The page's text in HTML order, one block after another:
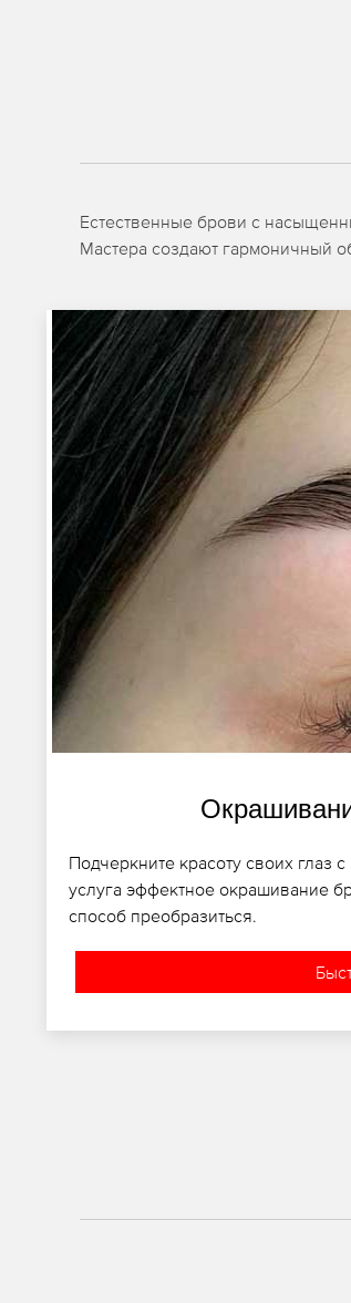
Естественные брови с
Мастера создают гармоничный
Подчеркните красоту своих
услуга эффектное окрашивание
способ преобразиться.